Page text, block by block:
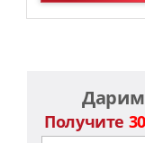
Дарим
Получите